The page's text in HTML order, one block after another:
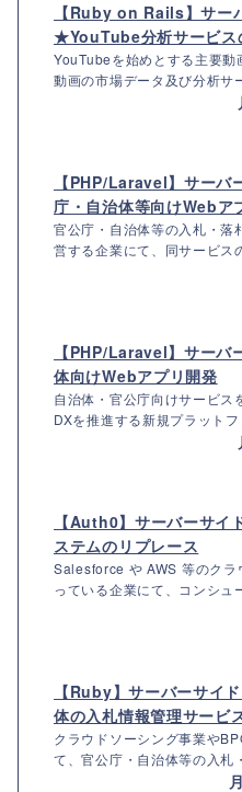
【Ruby on Rails】サー
★YouTube分析サービス
YouTubeを始めとする主要
動画の市場データ及び分析サ
【PHP/Laravel】サー
庁・自治体等向けWebア
官公庁・自治体等の入札・落
営する企業にて、同サービス
【PHP/Laravel】サー
体向けWebアプリ開発
自治体・官公庁向けサービス
DXを推進する新規プラット
【Auth0】サーバーサ
ステムのリプレース
Salesforce や AWS 等のクラ
っている企業にて、コンシュ
【Ruby】サーバーサイ
体の入札情報管理サービ
クラウドソーシング事業や
て、官公庁・自治体等の入札